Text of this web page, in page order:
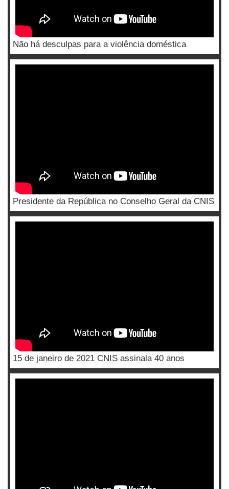
Não há desculpas para a violência doméstica
Presidente da República no Conselho Geral da CNIS
15 de janeiro de 2021 CNIS assinala 40 anos